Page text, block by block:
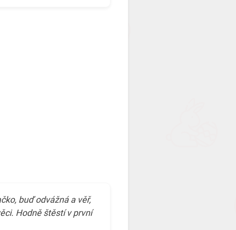
buď odvážná a věř,
Hodně štěstí v první